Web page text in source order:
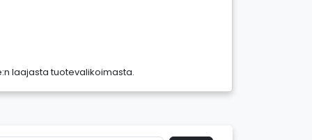
laajasta tuotevalikoimasta.